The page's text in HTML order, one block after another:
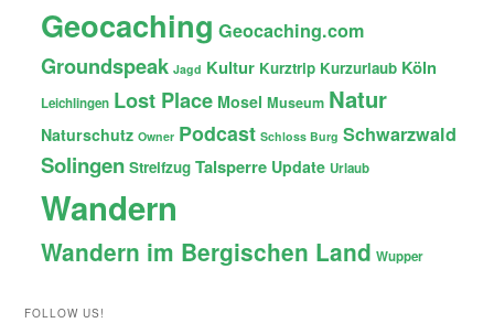
Geocaching Geocaching.com
Groundspeak Jagd Kultur Kurztrip Kurzurlaub Köln
Leichlingen Lost Place Mosel Museum Natur
Naturschutz Owner Podcast Schloss Burg Schwarzwald
Solingen Streifzug Talsperre Update Urlaub
Wandern
Wandern im Bergischen Land Wupper
FOLLOW US!